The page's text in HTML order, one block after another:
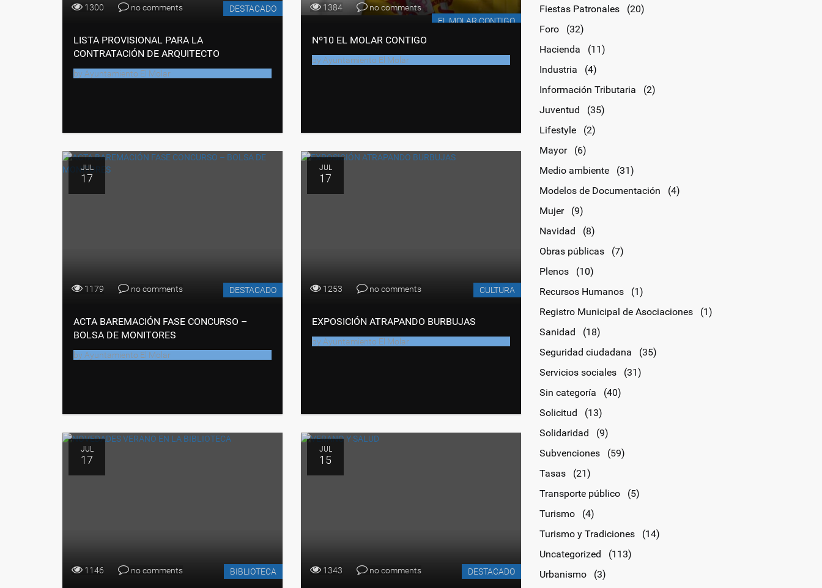
1300 no comments DESTACADO
LISTA PROVISIONAL PARA LA
CONTRATACIÓN DE ARQUITECTO
by Ayuntamiento El Molar
1384
no comments
EL MOLAR CONTIGO
Nº10 EL MOLAR CONTIGO
by Ayuntamiento El Molar
JUL
17
1179 no comments DESTACADO
ACTA BAREMACIÓN FASE CONCURSO –
BOLSA DE MONITORES
by Ayuntamiento El Molar
JUL
17
1253 no comments CULTURA
EXPOSICIÓN ATRAPANDO BURBUJAS
by Ayuntamiento El Molar
JUL
17
1146 no comments BIBLIOTECA
JUL
15
1343 no comments DESTACADO
Fiestas Patronales
(20)
Foro
(32)
Hacienda
(11)
Industria
(4)
Información Tributaria
(2)
Juventud
(35)
Lifestyle
(2)
Mayor
(6)
Medio ambiente
(31)
Modelos de Documentación
(4)
Mujer
(9)
Navidad
(8)
Obras públicas
(7)
Plenos
(10)
Recursos Humanos
(1)
Registro Municipal de Asociaciones
(1)
Sanidad
(18)
Seguridad ciudadana
(35)
Servicios sociales
(31)
Sin categoría
(40)
Solicitud
(13)
Solidaridad
(9)
Subvenciones
(59)
Tasas
(21)
Transporte público
(5)
Turismo
(4)
Turismo y Tradiciones
(14)
Uncategorized
(113)
Urbanismo
(3)